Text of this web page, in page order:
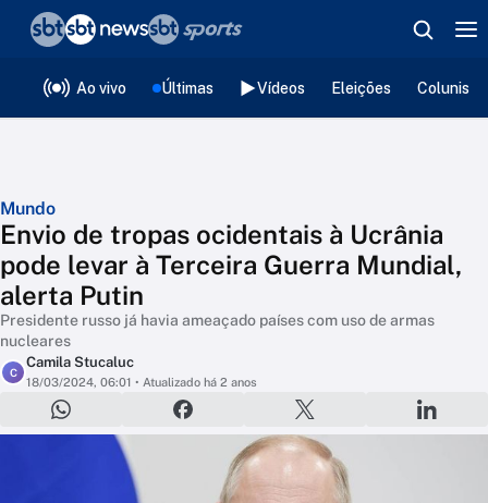
Ao vivo Últimas Vídeos Eleições
Mundo
Envio de tropas ocidentais à Ucrânia
pode levar à Terceira Guerra Mundial,
alerta Putin
Presidente russo já havia ameaçado países com uso de armas
nucleares
C
Camila Stucaluc
18/03/2024, 06:01 • Atualizado há 2 anos
❮voltar
Editorias